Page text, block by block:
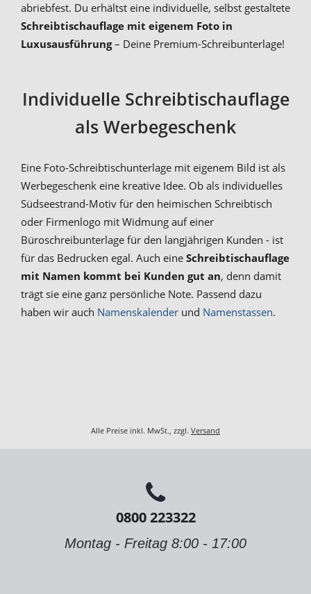
abriebfest. Du erhältst eine individuelle, selbst gestaltete
Schreibtischauflage mit eigenem Foto in
Luxusausführung– Deine Premium-Schreibunterlage!
Individuelle Schreibtischauflage
als Werbegeschenk
Eine Foto-Schreibtischunterlage mit eigenem Bild ist als
Werbegeschenk eine kreative Idee. Ob als individuelles
Südseestrand-Motiv für den heimischen Schreibtisch
oder Firmenlogo mit Widmung auf einer
Büroschreibunterlage für den langjährigen Kunden - ist
für das Bedrucken egal. Auch eine Schreibtischauflage
mit Namen kommt bei Kunden gut an, denn damit
trägt sie eine ganz persönliche Note. Passend dazu
haben wir auch Namenskalender und Namenstassen.
Alle Preise inkl. MwSt., zzgl. Versand
0800 223322
Montag - Freitag 8:00 - 17:00